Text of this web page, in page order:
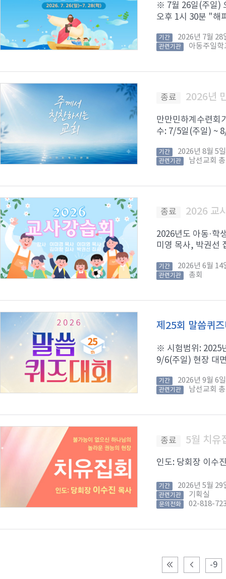
※ 7월 26일(주일)
오후 1시 30분 "해
기간 2026년 7월 28
관련기관 아동주일학
종료 2026년
만만민하계수련회
수: 7/5일(주일) ~
기간 2026년 8월 5
관련기관 남선교회
종료 2026 교
2026년도 아동·학
미영 목사, 박권선
기간 2026년 6월 14
관련기관 총회
제25회 말씀퀴
※ 시험범위: 2025
9/6(주일) 현장 대
기간 2026년 9월 6
관련기관 남선교회
종료 5월 치유
인도: 당회장 이수
기간 2026년 5월 29
관련기관 기획실
문의전화 02-818-
-9